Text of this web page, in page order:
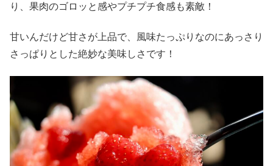
り、果肉のゴロッと感やプチプチ食感も素敵！
甘いんだけど甘さが上品で、風味たっぷりなのにあっさり
さっぱりとした絶妙な美味しさです！